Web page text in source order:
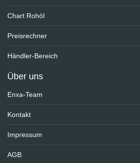
Chart Rohöl
Preisrechner
Händler-Bereich
Über uns
Enxa-Team
Kontakt
Impressum
AGB